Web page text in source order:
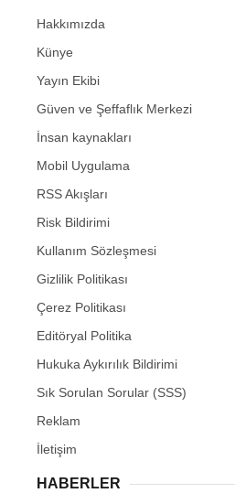
Hakkımızda
Künye
Yayın Ekibi
Güven ve Şeffaflık Merkezi
İnsan kaynakları
Mobil Uygulama
RSS Akışları
Risk Bildirimi
Kullanım Sözleşmesi
Gizlilik Politikası
Çerez Politikası
Editöryal Politika
Hukuka Aykırılık Bildirimi
Sık Sorulan Sorular (SSS)
Reklam
İletişim
HABERLER